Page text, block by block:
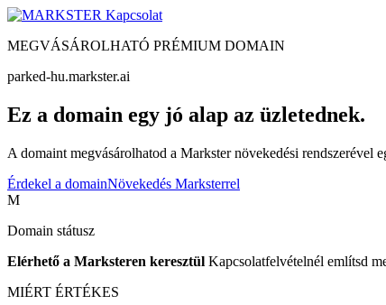
Kapcsolat
MEGVÁSÁROLHATÓ PRÉMIUM DOMAIN
parked-hu.markster.ai
Ez a domain egy jó alap az üzletednek.
A domaint megvásárolhatod a Markster növekedési
Érdekel a domainNövekedés Marksterrel
M
Domain státusz
Elérhető a Marksteren keresztül Kapcsolatfelvételnél említsd
MIÉRT ÉRTÉKES